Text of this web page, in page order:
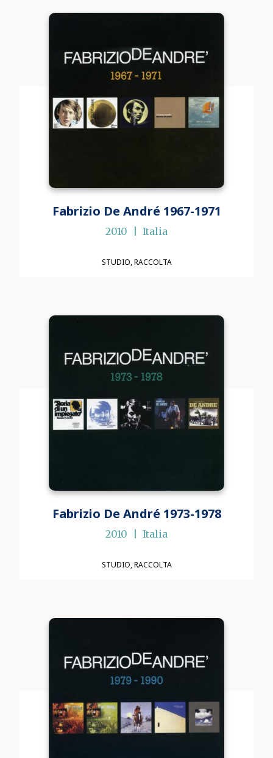
Fabrizio De André 1967-1971
2010 Italia
STUDIO RACCOLTA
Fabrizio De André 1973-1978
2010 Italia
STUDIO RACCOLTA